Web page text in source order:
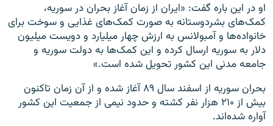
او در این‌ باره گفت: «ایران از زمان آغاز بحران در سوریه،
کمک‌های بشردوستانه به صورت کمک‌های غذایی و سوخت برای
خانواده‌ها و آمبولانس به ارزش چهار میلیارد و دویست میلیون
دلار به سوریه ارسال کرده و این کمک‌ها به دولت سوریه و
جامعه مدنی این کشور تحویل شده است.»
بحران‌ سوریه از اسفند سال ۸۹ آغاز شده و از آن زمان تاکنون
بیش از ۲۱۰ هزار نفر کشته و حدود نیمی از جمعیت این کشور
آواره شده‌اند.